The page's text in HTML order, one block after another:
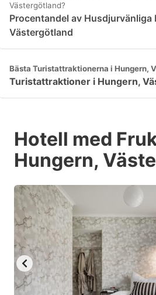
Västergötland?
Procentandel av Husdjurvänliga
Västergötland
Bästa Turistattraktionerna i Hungern,
Turistattraktioner i Hungern,
Hotell med
Hungern,